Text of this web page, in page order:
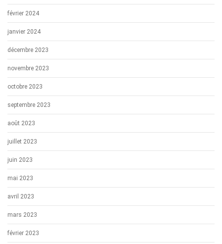
février 2024
janvier 2024
décembre 2023
novembre 2023
octobre 2023
septembre 2023
août 2023
juillet 2023
juin 2023
mai 2023
avril 2023
mars 2023
février 2023